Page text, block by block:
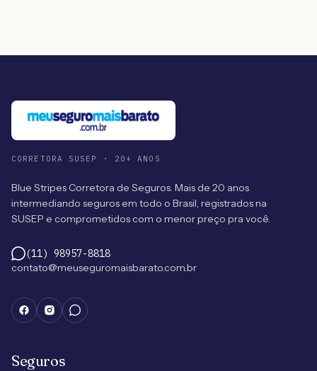
CORRETORA SUSEP · 20+ ANOS
Blue Stripes Corretora de Seguros. Mais de 20 anos
intermediando seguros em todo o Brasil, registrados na
SUSEP e comprometidos com o menor preço pra você.
(11) 98957-8818
contato@meuseguromaisbarato.com.br
Seguros